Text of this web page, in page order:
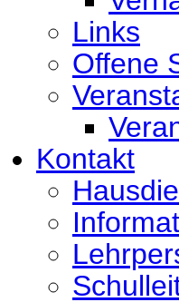
Links
Offene
Kontakt